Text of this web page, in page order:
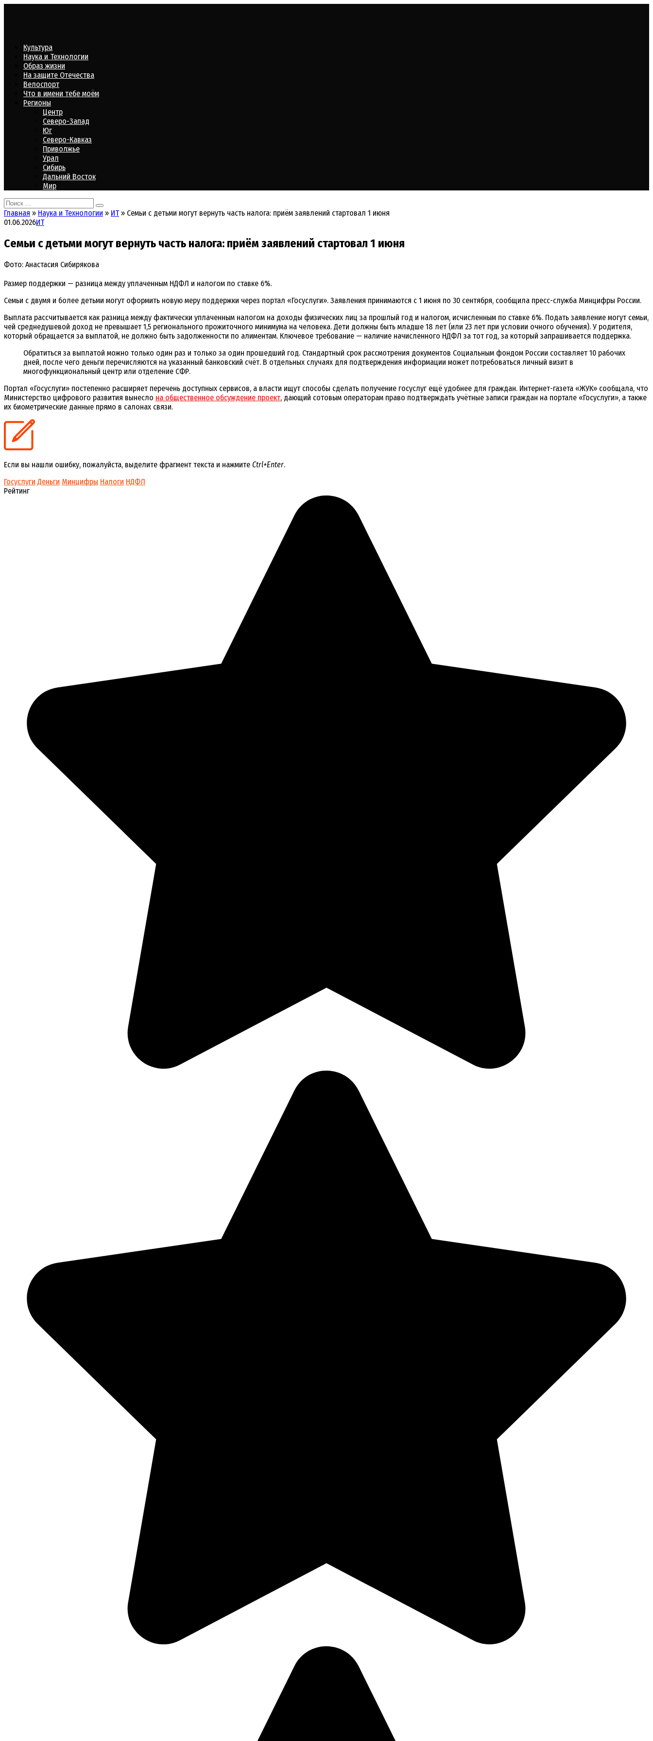
Культура
Наука и Технологии
Образ жизни
На защите Отечества
Велоспорт
Что в имени тебе моём
Регионы
Центр
Северо-Запад
Юг
Северо-Кавказ
Приволжье
Урал
Сибирь
Дальний Восток
Мир
Search
for:
Главная » Наука и Технологии » ИТ » Семьи с детьми могут вернуть часть налога: приём заявлений стартовал 1 июня
01.06.2026ИТ
Семьи с детьми могут вернуть часть налога: приём заявлений стартовал 1 июня
Фото: Анастасия Сибирякова
Размер поддержки — разница между уплаченным НДФЛ и налогом по ставке 6%.
Семьи с двумя и более детьми могут оформить новую меру поддержки через портал «Госуслуги». Заявления принимаются с 1 июня по 30 сентября, сообщила пресс-служба Минцифры России.
Выплата рассчитывается как разница между фактически уплаченным налогом на доходы физических лиц за прошлый год и налогом, исчисленным по ставке 6%. Подать заявление могут семьи,
чей среднедушевой доход не превышает 1,5 регионального прожиточного минимума на человека. Дети должны быть младше 18 лет (или 23 лет при условии очного обучения). У родителя,
который обращается за выплатой, не должно быть задолженности по алиментам. Ключевое требование — наличие начисленного НДФЛ за тот год, за который запрашивается поддержка.
Обратиться за выплатой можно только один раз и только за один прошедший год. Стандартный срок рассмотрения документов Социальным фондом России составляет 10 рабочих
дней, после чего деньги перечисляются на указанный банковский счёт. В отдельных случаях для подтверждения информации может потребоваться личный визит в
многофункциональный центр или отделение СФР.
Портал «Госуслуги» постепенно расширяет перечень доступных сервисов, а власти ищут способы сделать получение госуслуг ещё удобнее для граждан. Интернет-газета «ЖУК» сообщала, что
Министерство цифрового развития вынесло на общественное обсуждение проект, дающий сотовым операторам право подтверждать учётные записи граждан на портале «Госуслуги», а также
их биометрические данные прямо в салонах связи.
Если вы нашли ошибку, пожалуйста, выделите фрагмент текста и нажмите Ctrl+Enter.
Госуслуги Деньги Минцифры Налоги НДФЛ
Рейтинг